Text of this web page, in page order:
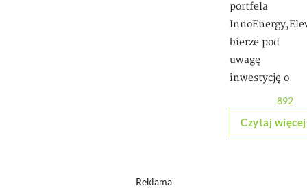
portfela
bierze pod
uwagę
inwestycję o
892
Czytaj więcej
Reklama